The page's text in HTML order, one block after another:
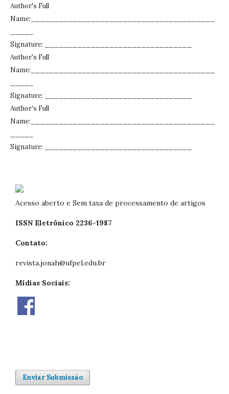
Author's Full
Name:________________________________________
Signature: ________________________________
Author's Full
Name:________________________________________
Signature: ________________________________
Author's Full
Name:________________________________________
Signature: ________________________________
Acesso aberto e Sem taxa de processamento de artigos
ISSN Eletrônico 2236-1987
Contato:
revista.jonah@ufpel.edu.br
Mídias Sociais:
Enviar Submissão